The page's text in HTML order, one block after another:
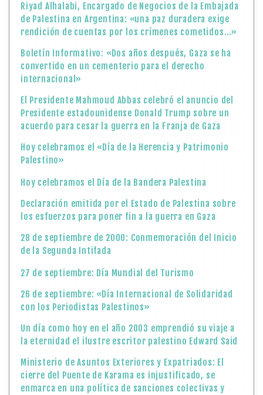
Riyad Alhalabi, Encargado de Negocios de la Embajada
de Palestina en Argentina: «una paz duradera exige
rendición de cuentas por los crímenes cometidos…»
Boletín Informativo: «Dos años después, Gaza se ha
convertido en un cementerio para el derecho
internacional»
El Presidente Mahmoud Abbas celebró el anuncio del
Presidente estadounidense Donald Trump sobre un
acuerdo para cesar la guerra en la Franja de Gaza
Hoy celebramos el «Día de la Herencia y Patrimonio
Palestino»
Hoy celebramos el Día de la Bandera Palestina
Declaración emitida por el Estado de Palestina sobre
los esfuerzos para poner fin a la guerra en Gaza
28 de septiembre de 2000: Conmemoración del Inicio
de la Segunda Intifada
27 de septiembre: Día Mundial del Turismo
26 de septiembre: «Día Internacional de Solidaridad
con los Periodistas Palestinos»
Un día como hoy en el año 2003 emprendió su viaje a
la eternidad el ilustre escritor palestino Edward Said
Ministerio de Asuntos Exteriores y Expatriados: El
cierre del Puente de Karama es injustificado, se
enmarca en una política de sanciones colectivas y